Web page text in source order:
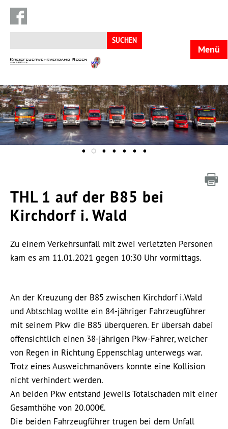
Suchen
nach:
KFV
Menü
THL 1 auf der B85 bei
Kirchdorf i. Wald
Zu einem Verkehrsunfall mit zwei verletzten Personen
kam es am 11.01.2021 gegen 10:30 Uhr vormittags.
An der Kreuzung der B85 zwischen Kirchdorf i.Wald
und Abtschlag wollte ein 84-jähriger Fahrzeugführer
mit seinem Pkw die B85 überqueren. Er übersah dabei
offensichtlich einen 38-jährigen Pkw-Fahrer, welcher
von Regen in Richtung Eppenschlag unterwegs war.
Trotz eines Ausweichmanövers konnte eine Kollision
nicht verhindert werden.
An beiden Pkw entstand jeweils Totalschaden mit einer
Gesamthöhe von 20.000€.
Die beiden Fahrzeugführer trugen bei dem Unfall